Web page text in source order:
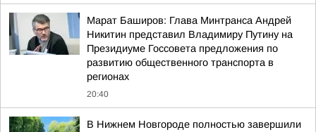
Марат Баширов: Глава Минтранса Андрей
Никитин представил Владимиру Путину на
Президиуме Госсовета предложения по
развитию общественного транспорта в
регионах
20:40
В Нижнем Новгороде полностью завершили